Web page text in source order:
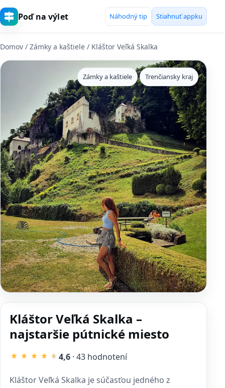
Poď na výlet Náhodný tip Stiahnuť appku
Domov / Zámky a kaštiele / Kláštor Veľká Skalka
Zámky a kaštiele Trenčiansky kraj
Kláštor Veľká Skalka –
najstaršie pútnické miesto
4,6 · 43 hodnotení
Kláštor Veľká Skalka je súčasťou jedného z